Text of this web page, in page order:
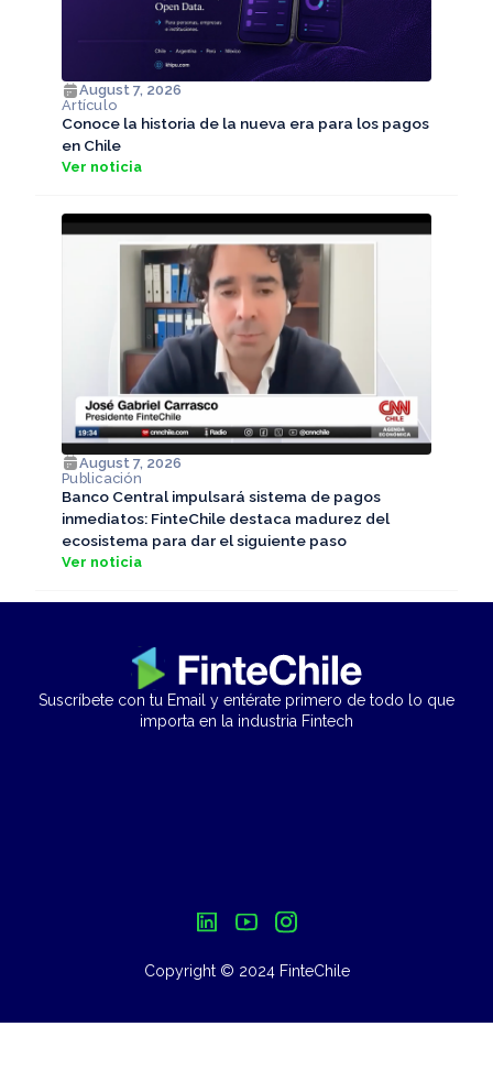
August 7, 2026
Artículo
Conoce la historia de la nueva era para los pagos
en Chile
Ver noticia
August 7, 2026
Publicación
Banco Central impulsará sistema de pagos
inmediatos: FinteChile destaca madurez del
ecosistema para dar el siguiente paso
Ver noticia
Suscríbete con tu Email y entérate primero de todo lo que
importa en la industria Fintech
Copyright © 2024 FinteChile